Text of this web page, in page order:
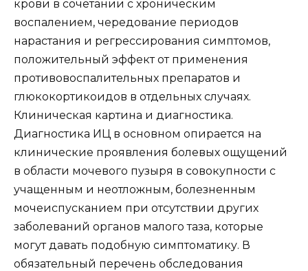
крови в сочетании с хроническим
воспалением, чередование периодов
нарастания и регрессирования симптомов,
положительный эффект от применения
противовоспалительных препаратов и
глюкокортикоидов в отдельных случаях.
Клиническая картина и диагностика.
Диагностика ИЦ в основном опирается на
клинические проявления болевых ощущений
в области мочевого пузыря в совокупности с
учащенным и неотложным, болезненным
мочеиспусканием при отсутствии других
заболеваний органов малого таза, которые
могут давать подобную симптоматику. В
обязательный перечень обследования